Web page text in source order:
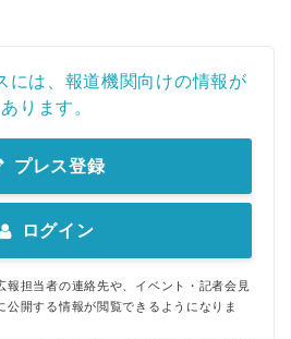
には、報道機関向けの情報が
あります。
プレス登録
ログイン
報担当者の連絡先や、イベント・記者会見
公開する情報が閲覧できるようになりま